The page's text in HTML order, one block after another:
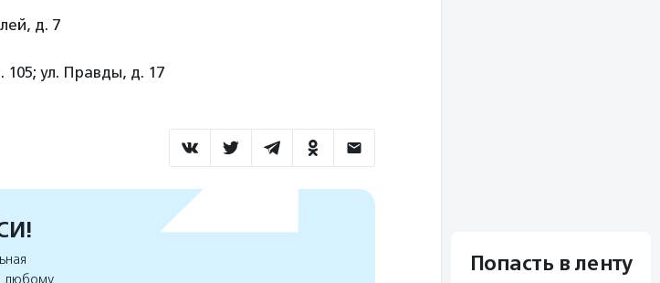
д. 7
ул. Правды, д. 17
любому
Попасть в ленту